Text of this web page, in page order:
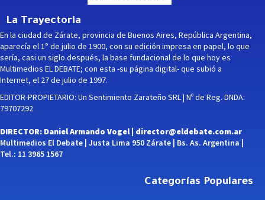
La Trayectoria
En la ciudad de Zárate, provincia de Buenos Aires, República Argentina,
aparecía el 1° de julio de 1900, con su edición impresa en papel, lo que
sería, casi un siglo después, la base fundacional de lo que hoy es
Multimedios EL DEBATE; con esta -su página digital- que subió a
Internet, el 27 de julio de 1997.
EDITOR-PROPIETARIO: Un Sentimiento Zarateño SRL | Nº de Reg. DNDA:
79707292
DIRECTOR: Daniel Armando Vogel | director@eldebate.com.ar
Multimedios El Debate | Justa Lima 950 Zárate | Bs. As. Argentina |
Tel.: 11 3965 1567
Categorías Populares